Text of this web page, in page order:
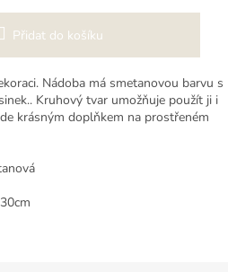
Přidat do košíku
Nádoba má smetanovou barvu s
Kruhový tvar umožňuje použít ji i
krásným doplňkem na prostřeném